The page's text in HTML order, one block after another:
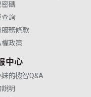
密碼
詢
務條款
權政策
中心
妹的機智Q&A
明